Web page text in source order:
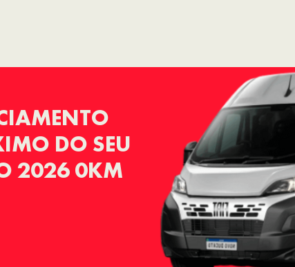
DO SEU
2026 0KM